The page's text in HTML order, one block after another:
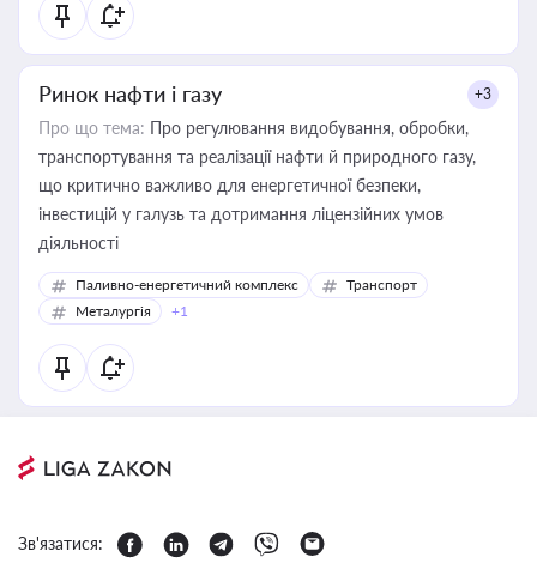
Ринок нафти і газу +3
Про що тема: Про регулювання видобування, обробки,
транспортування та реалізації нафти й природного газу,
що критично важливо для енергетичної безпеки,
інвестицій у галузь та дотримання ліцензійних умов
діяльності
Паливно-енергетичний комплекс
Транспорт
Металургія
+1
Зв'язатися: